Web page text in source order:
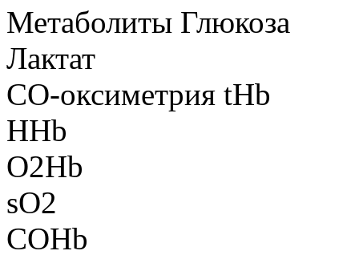
Метаболиты Глюкоза
Лактат
CO-оксиметрия tHb
HHb
O2Hb
sO2
COHb